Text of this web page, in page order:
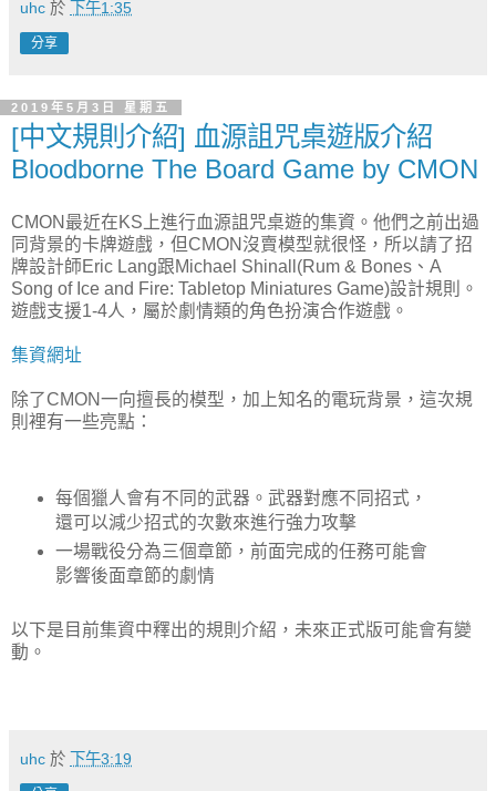
uhc 於 下午1:35
分享
2019年5月3日 星期五
[中文規則介紹] 血源詛咒桌遊版介紹
Bloodborne The Board Game by CMON
CMON最近在KS上進行血源詛咒桌遊的集資。他們之前出過
同背景的卡牌遊戲，但CMON沒賣模型就很怪，所以請了招
牌設計師Eric Lang跟Michael Shinall(Rum & Bones、A
Song of Ice and Fire: Tabletop Miniatures Game)設計規則。
遊戲支援1-4人，屬於劇情類的角色扮演合作遊戲。
集資網址
除了CMON一向擅長的模型，加上知名的電玩背景，這次規
則裡有一些亮點：
每個獵人會有不同的武器。武器對應不同招式，
還可以減少招式的次數來進行強力攻擊
一場戰役分為三個章節，前面完成的任務可能會
影響後面章節的劇情
以下是目前集資中釋出的規則介紹，未來正式版可能會有變
動。
uhc 於 下午3:19